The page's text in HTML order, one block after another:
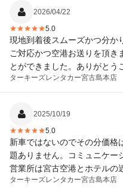
2026/04/22
5.0
現地到着後スムーズかつ分か
ご対応かつ空港お送りを頂き
とができました。ありがとう
ターキーズレンタカー宮古島本店
2025/10/19
5.0
新車ではないのでその分価格
題ありません。コミュニケー
営業所は宮古空港とホテルの
ペレーションチャージ（
ターキーズレンタカー宮古島本店